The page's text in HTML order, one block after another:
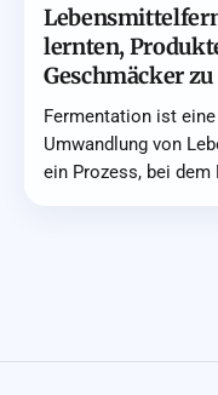
lernten,
Geschmäcker
Fermentation ist
Umwandlung von
ein Prozess, bei